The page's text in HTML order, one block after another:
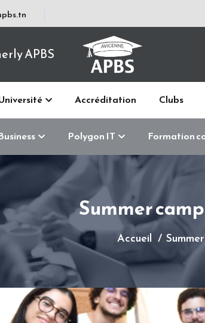
APBS
Accréditation Clubs
Polygon IT Formation
Summer
Accueil